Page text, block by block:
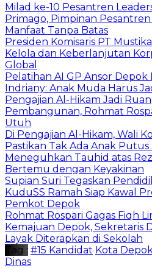
Milad ke-10 Pesantren
Primago, Pimpinan
Manfaat Tanpa Batas
Presiden Komisaris PT
Kelola dan Keberlanjutan
Global
Pelatihan AI GP Ansor Depok
Indriany: Anak Muda Harus
Pengajian Al-Hikam Jadi
Pembangunan, Rohmat
Utuh
Di Pengajian Al-Hikam, Wali
Pastikan Tak Ada Anak Putus
Meneguhkan Tauhid atas
Bertemu dengan Keyakinan
Supian Suri Tegaskan
KuduSS Ramah Siap Kawal
Pemkot Depok
Rohmat Rospari Gagas Fiqh
Kemajuan Depok, Sekretaris
Layak Diterapkan di Sekolah
Tag : #15 Kandidat Kota
Dinas